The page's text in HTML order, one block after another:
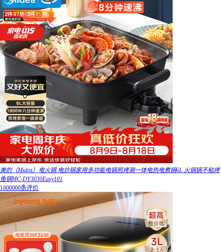
美的（Midea）电火锅 电炒锅家用多功能电锅煎烤涮一体电热电煮锅6L 火锅锅不粘烤
鱼锅MC-DY3030Easy101
1000000条评价